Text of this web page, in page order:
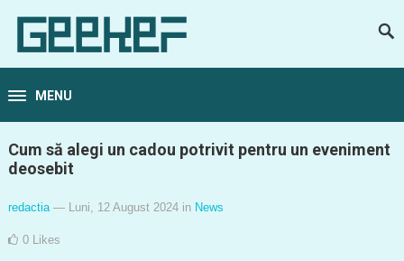
MENU
Cum să alegi un cadou potrivit pentru un eveniment
deosebit
redactia — Luni, 12 August 2024 in News
0 Likes